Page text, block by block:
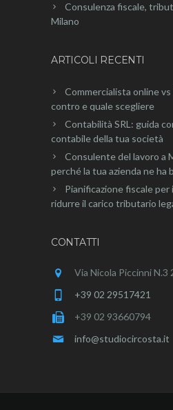
Consulenza fiscale,
Milano
ARTICOLI RECENTI
Commercialista online
contro e quale scegliere
Contabilità SRL: guida
contabile della tua società
Consulente del lavoro a
perché la tua azienda ne ha
Pianificazione fiscale per
ridurre il carico tributario
CONTATTI
Via Nicola Piccinni N.3
+39 02 29517421
+39 02 93660794
info@studiocircosta.it